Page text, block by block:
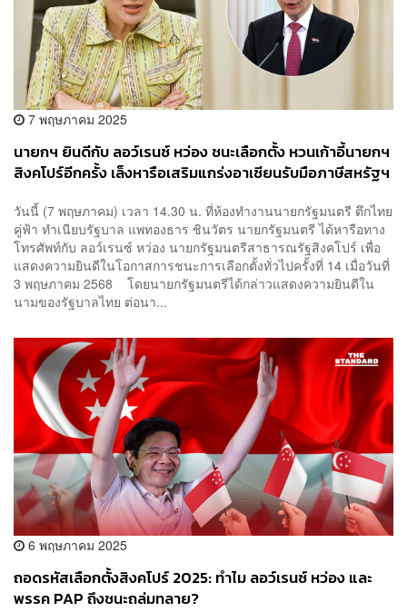
7 พฤษภาคม 2025
นายกฯ ยินดีกับ ลอว์เรนซ์ หว่อง ชนะเลือกตั้ง หวนเก้าอี้นายกฯ
สิงคโปร์อีกครั้ง เล็งหารือเสริมแกร่งอาเซียนรับมือภาษีสหรัฐฯ
วันนี้ (7 พฤษภาคม) เวลา 14.30 น. ที่ห้องทำงานนายกรัฐมนตรี ตึกไทย
คู่ฟ้า ทำเนียบรัฐบาล แพทองธาร ชินวัตร นายกรัฐมนตรี ได้หารือทาง
โทรศัพท์กับ ลอว์เรนซ์ หว่อง นายกรัฐมนตรีสาธารณรัฐสิงคโปร์ เพื่อ
แสดงความยินดีในโอกาสการชนะการเลือกตั้งทั่วไปครั้งที่ 14 เมื่อวันที่
3 พฤษภาคม 2568 โดยนายกรัฐมนตรีได้กล่าวแสดงความยินดีใน
นามของรัฐบาลไทย ต่อนา...
6 พฤษภาคม 2025
ถอดรหัสเลือกตั้งสิงคโปร์ 2025: ทำไม ลอว์เรนซ์ หว่อง และ
พรรค PAP ถึงชนะถล่มทลาย?